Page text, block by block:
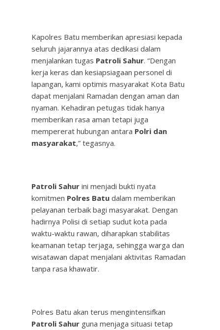
Kapolres Batu memberikan apresiasi kepada
seluruh jajarannya atas dedikasi dalam
menjalankan tugas Patroli Sahur. “Dengan
kerja keras dan kesiapsiagaan personel di
lapangan, kami optimis masyarakat Kota Batu
dapat menjalani Ramadan dengan aman dan
nyaman. Kehadiran petugas tidak hanya
memberikan rasa aman tetapi juga
mempererat hubungan antara Polri dan
masyarakat,” tegasnya.
Patroli Sahur ini menjadi bukti nyata
komitmen Polres Batu dalam memberikan
pelayanan terbaik bagi masyarakat. Dengan
hadirnya Polisi di setiap sudut kota pada
waktu-waktu rawan, diharapkan stabilitas
keamanan tetap terjaga, sehingga warga dan
wisatawan dapat menjalani aktivitas Ramadan
tanpa rasa khawatir.
Polres Batu akan terus mengintensifkan
Patroli Sahur guna menjaga situasi tetap